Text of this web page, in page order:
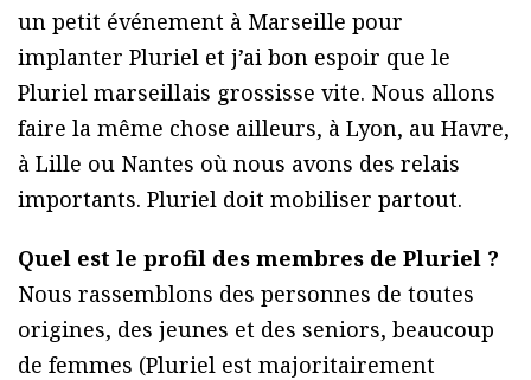
un petit événement à Marseille pour
implanter Pluriel et j’ai bon espoir que le
Pluriel marseillais grossisse vite. Nous allons
faire la même chose ailleurs, à Lyon, au Havre,
à Lille ou Nantes où nous avons des relais
importants. Pluriel doit mobiliser partout.
Quel est le profil des membres de Pluriel ?
Nous rassemblons des personnes de toutes
origines, des jeunes et des seniors, beaucoup
de femmes (Pluriel est majoritairement